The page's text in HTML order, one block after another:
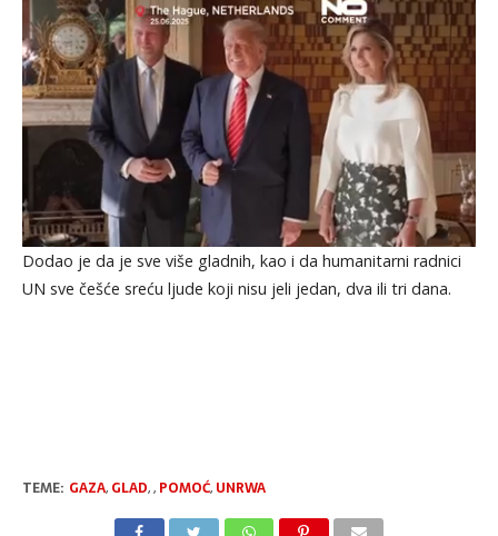
Dodao je da je sve više gladnih, kao i da humanitarni radnici
UN sve češće sreću ljude koji nisu jeli jedan, dva ili tri dana.
TEME: GAZA, GLAD,, POMOĆ, UNRWA